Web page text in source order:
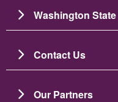
Washington
Contact Us
Our Partners